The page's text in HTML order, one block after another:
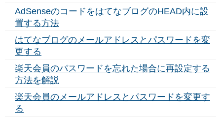
AdSenseのコードをはてなブログのHEAD内に設
置する方法
はてなブログのメールアドレスとパスワードを変
更する
楽天会員のパスワードを忘れた場合に再設定する
方法を解説
楽天会員のメールアドレスとパスワードを変更す
る